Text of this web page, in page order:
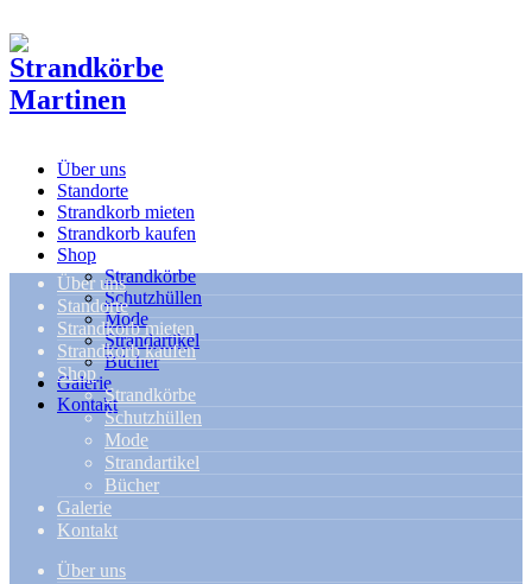
Über uns
Standorte
Strandkorb mieten
Strandkorb kaufen
Shop
Strandkörbe
Schutzhüllen
Mode
Strandartikel
Bücher
Galerie
Kontakt
Über uns
Standorte
Strandkorb mieten
Strandkorb kaufen
Shop
Strandkörbe
Schutzhüllen
Mode
Strandartikel
Bücher
Galerie
Kontakt
Über uns